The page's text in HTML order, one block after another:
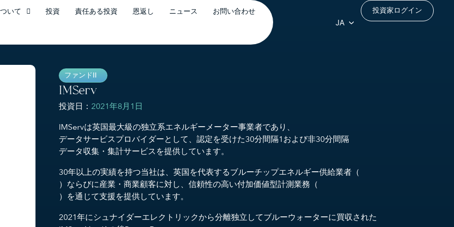
いて 投資 責任ある投資 恩返し ニュース
お問い合わせ
JA
投資家ログイン
ファンドII
IMServ
投資日：2021年8月1日
IMServは英国最大級の独立系エネルギーメーター事業者であり、
データサービスプロバイダーとして、認定を受けた30分間隔1および非30分間隔
データ収集・集計サービスを提供しています。
30年以上の実績を持つ当社は、英国を代表するブルーチップエネルギー供給業者（
）ならびに産業・商業顧客に対し、信頼性の高い付加価値型計測業務（
）を通じて支援を提供しています。
2021年にシュナイダーエレクトリックから分離独立してブルーウォーターに買収された